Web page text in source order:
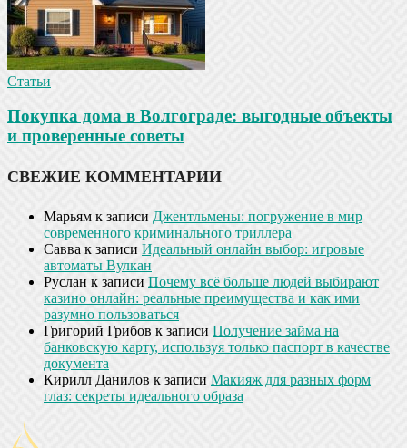
Статьи
Покупка дома в Волгограде: выгодные объекты
и проверенные советы
СВЕЖИЕ КОММЕНТАРИИ
Марьям к записи Джентльмены: погружение в мир
современного криминального триллера
Савва к записи Идеальный онлайн выбор: игровые
автоматы Вулкан
Руслан к записи Почему всё больше людей выбирают
казино онлайн: реальные преимущества и как ими
разумно пользоваться
Григорий Грибов к записи Получение займа на
банковскую карту, используя только паспорт в качестве
документа
Кирилл Данилов к записи Макияж для разных форм
глаз: секреты идеального образа